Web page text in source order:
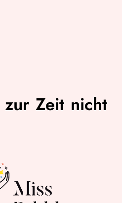
Zeit nicht